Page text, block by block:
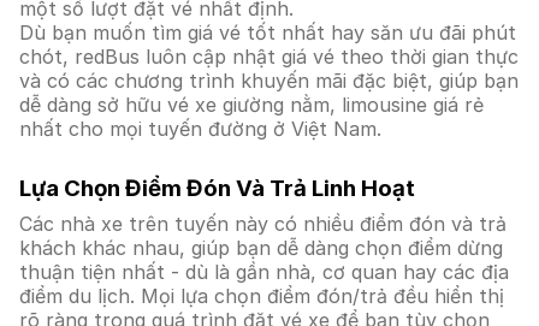
một số lượt đặt vé nhất định.
Dù bạn muốn tìm giá vé tốt nhất hay săn ưu đãi phút
chót, redBus luôn cập nhật giá vé theo thời gian thực
và có các chương trình khuyến mãi đặc biệt, giúp bạn
dễ dàng sở hữu vé xe giường nằm, limousine giá rẻ
nhất cho mọi tuyến đường ở Việt Nam.
Lựa Chọn Điểm Đón Và Trả Linh Hoạt
Các nhà xe trên tuyến này có nhiều điểm đón và trả
khách khác nhau, giúp bạn dễ dàng chọn điểm dừng
thuận tiện nhất - dù là gần nhà, cơ quan hay các địa
điểm du lịch. Mọi lựa chọn điểm đón/trả đều hiển thị
rõ ràng trong quá trình đặt vé xe để bạn tùy chọn